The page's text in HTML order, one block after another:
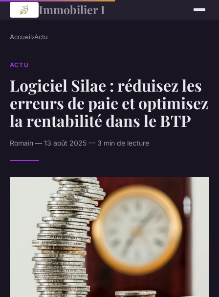
Immobilier I
Accueil›Actu
ACTU
Logiciel Silae : réduisez les
erreurs de paie et optimisez
la rentabilité dans le BTP
Romain — 13 août 2025 — 3 min de lecture